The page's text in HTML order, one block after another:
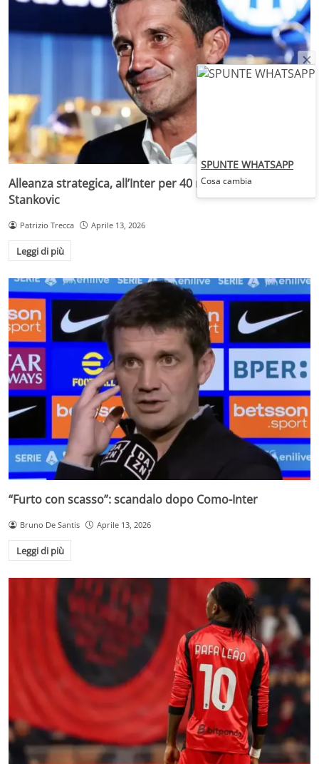
Alleanza strategica, all’Inter per 40 milioni: lo porta
Stankovic
Patrizio Trecca Aprile 13, 2026
Leggi di più
“Furto con scasso”: scandalo dopo Como-Inter
Bruno De Santis Aprile 13, 2026
Leggi di più
SPUNTE WHATSAPP
Cosa cambia